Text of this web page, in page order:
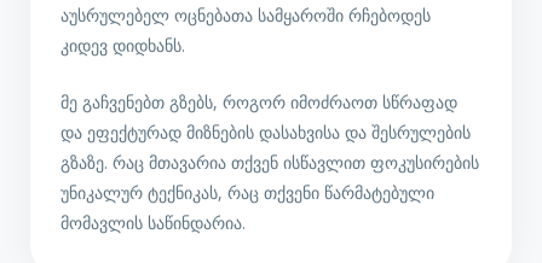
აუსრულებელ ოცნებათა სამყაროში რჩებოდეს
კიდევ დიდხანს.
მე გაჩვენებთ გზებს, როგორ იმოძრაოთ სწრაფად
და ეფექტურად მიზნების დასახვისა და შესრულების
გზაზე. რაც მთავარია თქვენ ისწავლით ფოკუსირების
უნიკალურ ტექნიკას, რაც თქვენი წარმატებული
მომავლის საწინდარია.